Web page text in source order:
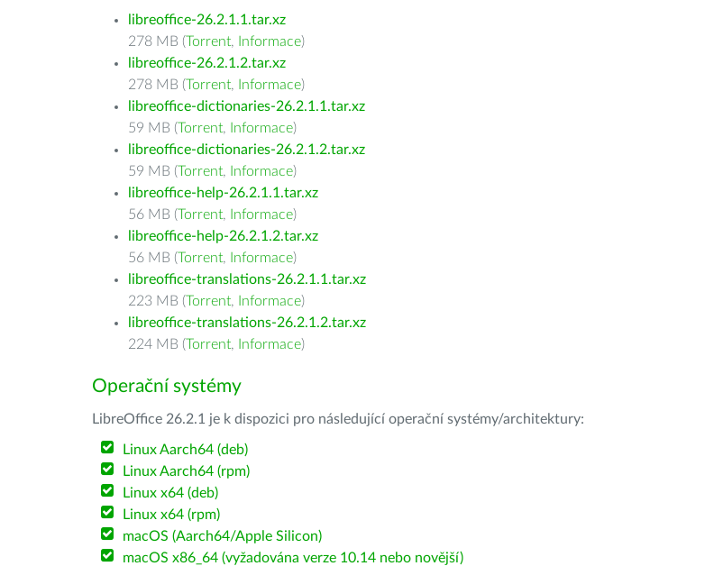
libreoffice-26.2.1.1.tar.xz
278 MB (Torrent, Informace)
libreoffice-26.2.1.2.tar.xz
278 MB (Torrent, Informace)
libreoffice-dictionaries-26.2.1.1.tar.xz
59 MB (Torrent, Informace)
libreoffice-dictionaries-26.2.1.2.tar.xz
59 MB (Torrent, Informace)
libreoffice-help-26.2.1.1.tar.xz
56 MB (Torrent, Informace)
libreoffice-help-26.2.1.2.tar.xz
56 MB (Torrent, Informace)
libreoffice-translations-26.2.1.1.tar.xz
223 MB (Torrent, Informace)
libreoffice-translations-26.2.1.2.tar.xz
224 MB (Torrent, Informace)
Operační systémy
LibreOffice 26.2.1 je k dispozici pro následující operační systémy/architektury:
Linux Aarch64 (deb)
Linux Aarch64 (rpm)
Linux x64 (deb)
Linux x64 (rpm)
macOS (Aarch64/Apple Silicon)
macOS x86_64 (vyžadována verze 10.14 nebo novější)